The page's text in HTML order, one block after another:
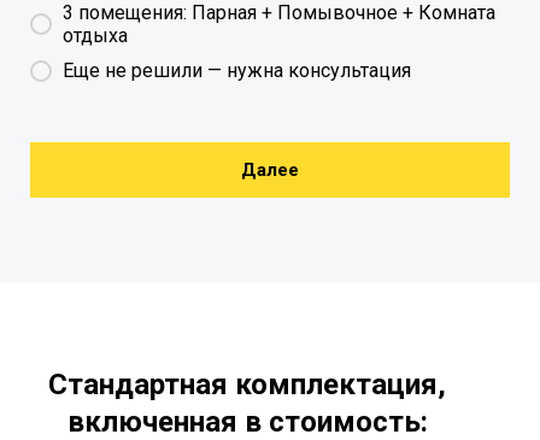
3 помещения: Парная + Помывочное + Комната
отдыха
Еще не решили — нужна консультация
Далее
Стандартная комплектация,
включенная в стоимость: